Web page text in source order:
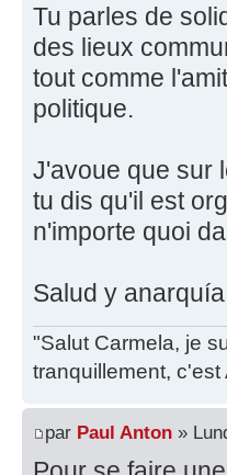
Tu parles de
des lieux
tout comme
politique.
J'avoue que sur
tu dis qu'il est
n'importe quoi
Salud y anarquía
"Salut Carmela, je
tranquillement,
par Paul Anton »